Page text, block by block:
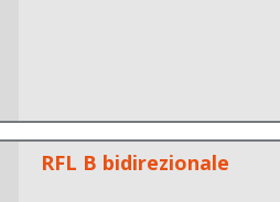
RFL B bidirezionale